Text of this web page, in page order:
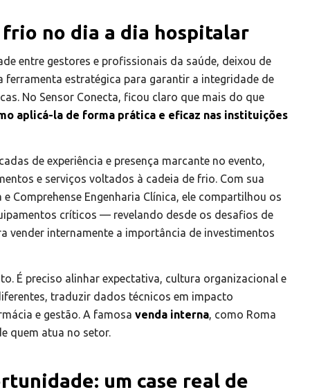
frio no dia a dia hospitalar
entre gestores e profissionais da saúde, deixou de
ferramenta estratégica para garantir a integridade de
No Sensor Conecta, ficou claro que mais do que
aplicá-la de forma prática e eficaz nas instituições
de experiência e presença marcante no evento,
e serviços voltados à cadeia de frio. Com sua
Comprehense Engenharia Clínica, ele compartilhou os
críticos — revelando desde os desafios de
vender internamente a importância de investimentos
É preciso alinhar expectativa, cultura organizacional e
traduzir dados técnicos em impacto
e gestão. A famosa venda interna, como Roma
quem atua no setor.
um case real de